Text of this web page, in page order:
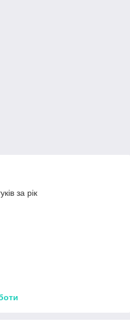
за рік